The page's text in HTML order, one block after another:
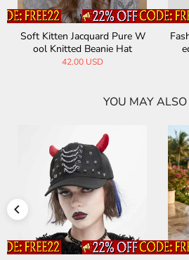
Soft Kitten Jacquard Pure W
ool Knitted Beanie Hat
42.00 USD
YOU MAY ALSO